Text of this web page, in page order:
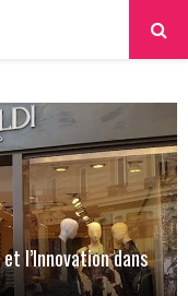
l’Innovation dans